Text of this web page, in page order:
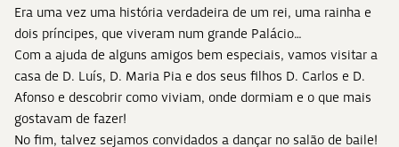
Era uma vez uma história verdadeira de um rei, uma rainha e
dois príncipes, que viveram num grande Palácio…
Com a ajuda de alguns amigos bem especiais, vamos visitar a
casa de D. Luís, D. Maria Pia e dos seus filhos D. Carlos e D.
Afonso e descobrir como viviam, onde dormiam e o que mais
gostavam de fazer!
No fim, talvez sejamos convidados a dançar no salão de baile!